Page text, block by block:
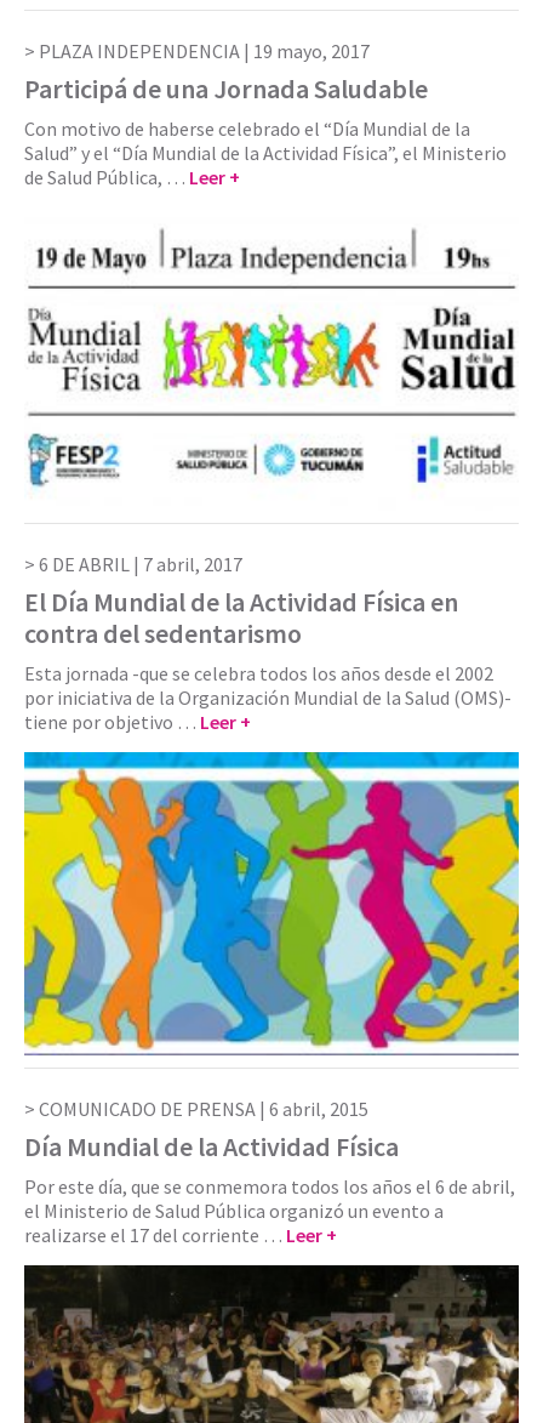
PLAZA INDEPENDENCIA | 19 mayo, 2017
Participá de una Jornada Saludable
Con motivo de haberse celebrado el “Día Mundial de la
Salud” y el “Día Mundial de la Actividad Física”, el Ministerio
de Salud Pública, … Leer +
6 DE ABRIL | 7 abril, 2017
El Día Mundial de la Actividad Física en
contra del sedentarismo
Esta jornada -que se celebra todos los años desde el 2002
por iniciativa de la Organización Mundial de la Salud (OMS)-
tiene por objetivo … Leer +
COMUNICADO DE PRENSA | 6 abril, 2015
Día Mundial de la Actividad Física
Por este día, que se conmemora todos los años el 6 de abril,
el Ministerio de Salud Pública organizó un evento a
realizarse el 17 del corriente … Leer +